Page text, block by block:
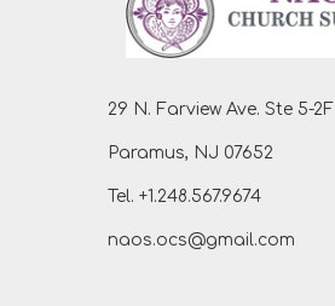
29 N. Farview Ave. Ste 5-2F
Paramus, NJ 07652
Tel. +1.248.567.9674
naos.ocs@gmail.com